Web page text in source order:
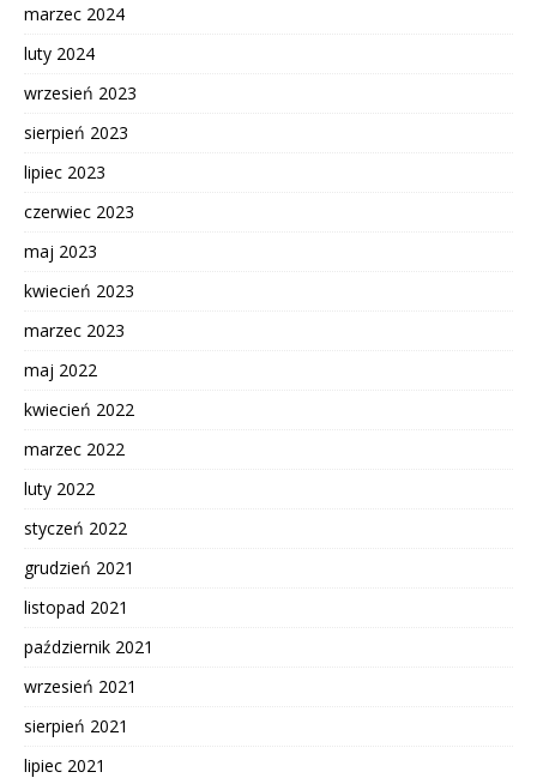
marzec 2024
luty 2024
wrzesień 2023
sierpień 2023
lipiec 2023
czerwiec 2023
maj 2023
kwiecień 2023
marzec 2023
maj 2022
kwiecień 2022
marzec 2022
luty 2022
styczeń 2022
grudzień 2021
listopad 2021
październik 2021
wrzesień 2021
sierpień 2021
lipiec 2021